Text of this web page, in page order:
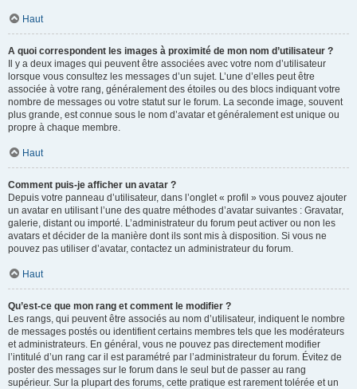
Haut
A quoi correspondent les images à proximité de mon nom d’utilisateur ?
Il y a deux images qui peuvent être associées avec votre nom d’utilisateur
lorsque vous consultez les messages d’un sujet. L’une d’elles peut être
associée à votre rang, généralement des étoiles ou des blocs indiquant votre
nombre de messages ou votre statut sur le forum. La seconde image, souvent
plus grande, est connue sous le nom d’avatar et généralement est unique ou
propre à chaque membre.
Haut
Comment puis-je afficher un avatar ?
Depuis votre panneau d’utilisateur, dans l’onglet « profil » vous pouvez ajouter
un avatar en utilisant l’une des quatre méthodes d’avatar suivantes : Gravatar,
galerie, distant ou importé. L’administrateur du forum peut activer ou non les
avatars et décider de la manière dont ils sont mis à disposition. Si vous ne
pouvez pas utiliser d’avatar, contactez un administrateur du forum.
Haut
Qu’est-ce que mon rang et comment le modifier ?
Les rangs, qui peuvent être associés au nom d’utilisateur, indiquent le nombre
de messages postés ou identifient certains membres tels que les modérateurs
et administrateurs. En général, vous ne pouvez pas directement modifier
l’intitulé d’un rang car il est paramétré par l’administrateur du forum. Évitez de
poster des messages sur le forum dans le seul but de passer au rang
supérieur. Sur la plupart des forums, cette pratique est rarement tolérée et un